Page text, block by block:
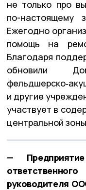
не только про
по-настоящему
Ежегодно
помощь на
Благодаря
обновили
и другие
участвует в
центральной
—
руководителя